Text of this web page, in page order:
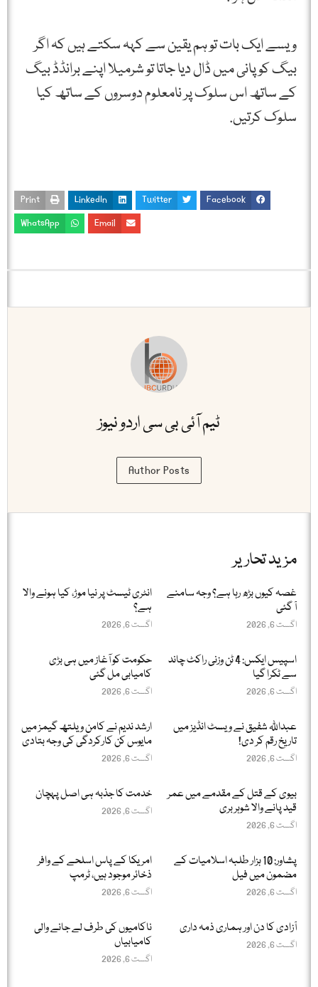
ویسے ایک بات تو ہم یقین سے کہہ سکتے ہیں کہ اگر
بیگ کو پانی میں ڈال دیا جاتا تو شرمیلا اپنے برانڈڈ بیگ
کے ساتھ اس سلوک پر نامعلوم دوسروں کے ساتھ کیا
سلوک کرتیں.
Facebook
Twitter
LinkedIn
Print
Email
WhatsApp
ٹیم آئی بی سی اردو نیوز
Author Posts
مزید تحاریر
غصہ کیوں بڑھ رہا ہے؟ وجہ سامنے
آ گئی
اگست 6, 2026
انٹری ٹیسٹ پر نیا موڑ، کیا ہونے والا
ہے؟
اگست 6, 2026
اسپیس ایکس: 4 ٹن وزنی راکٹ چاند
سے ٹکرا گیا
اگست 6, 2026
حکومت کو آغاز میں ہی بڑی
کامیابی مل گئی
اگست 6, 2026
عبداللّٰہ شفیق نے ویسٹ انڈیز میں
تاریخ رقم کر دی!
اگست 6, 2026
ارشد ندیم نے کامن ویلتھ گیمز میں
مایوس کن کارکردگی کی وجہ بتادی
اگست 6, 2026
بیوی کے قتل کے مقدمے میں عمر
قید پانے والا شوہر بری
اگست 6, 2026
خدمت کا جذبہ ہی اصل پہچان
اگست 6, 2026
پشاور: 10 ہزار طلبہ اسلامیات کے
مضمون میں فیل
اگست 6, 2026
امریکا کے پاس اسلحے کے وافر
ذخائر موجود ہیں، ٹرمپ
اگست 6, 2026
آزادی کا دن اور ہماری ذمہ داری
اگست 6, 2026
ناکامیوں کی طرف لے جانے والی
کامیابیاں
اگست 6, 2026